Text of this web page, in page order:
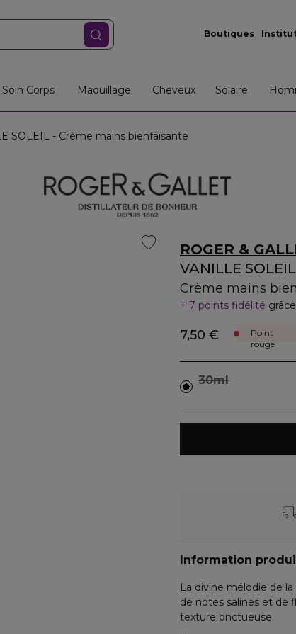
Boutiques
Soin Corps Maquillage Cheveux Solaire
SOLEIL - Crème mains bienfaisante
ROGER &
VANILLE SOLEIL
Crème mains
7 points fidélité
7,50 €
Point
rouge
30ml
Information
La divine mélodie de
de notes salines et de
texture onctueuse.